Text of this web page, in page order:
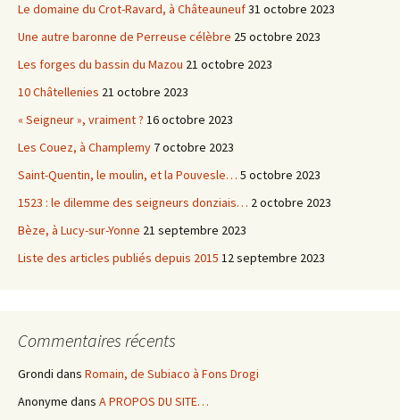
Le domaine du Crot-Ravard, à Châteauneuf31 octobre 2023
Une autre baronne de Perreuse célèbre 25 octobre 2023
Les forges du bassin du Mazou 21 octobre 2023
10 Châtellenies 21 octobre 2023
« Seigneur », vraiment ? 16 octobre 2023
Les Couez, à Champlemy 7 octobre 2023
Saint-Quentin, le moulin, et la Pouvesle… 5 octobre 2023
1523 : le dilemme des seigneurs donziais… 2 octobre 2023
Bèze, à Lucy-sur-Yonne 21 septembre 2023
Liste des articles publiés depuis 2015 12 septembre 2023
Commentaires récents
Grondi dans Romain, de Subiaco à Fons Drogi
Anonyme dans A PROPOS DU SITE…